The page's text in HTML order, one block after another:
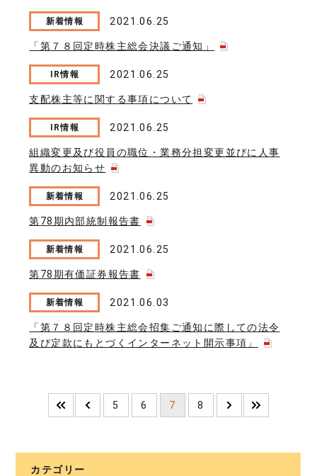
新着情報 2021.06.25
「第７８回定時株主総会決議ご通知」
IR情報 2021.06.25
支配株主等に関する事項について
IR情報 2021.06.25
組織変更及び役員の職位・業務分担変更並びに人事
異動のお知らせ
新着情報 2021.06.25
第78期内部統制報告書
新着情報 2021.06.25
第78期有価証券報告書
新着情報 2021.06.03
「第７８回定時株主総会招集ご通知に際しての法令
及び定款にもとづくインターネット開示事項」
5 6 7 8
カテゴリー